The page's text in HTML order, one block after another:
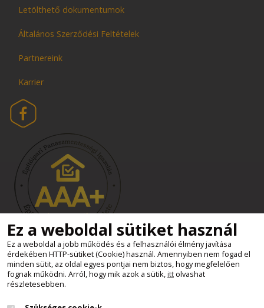
Letölthető dokumentumok
Általános Szerződési Feltételek
Partnereink
Karrier
Süti beállítások
Minden jog fenntartva - Kemax Kft.
Ez a weboldal sütiket használ
Ez a weboldal a jobb működés és a felhasználói élmény javítása
érdekében HTTP-sütiket (Cookie) használ. Amennyiben nem fogad el
minden sütit, az oldal egyes pontjai nem biztos, hogy megfelelően
fognak működni. Arról, hogy mik azok a sütik, ittolvashat
részletesebben.